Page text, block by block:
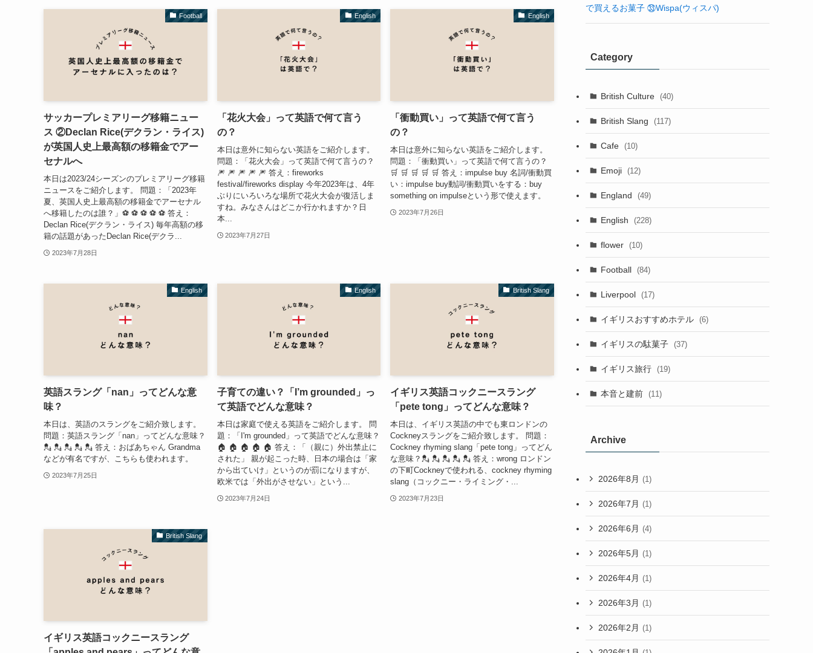
Football
サッカープレミアリーグ移籍ニュー
ス ②Declan Rice(デクラン・ライス)
が英国人史上最高額の移籍金でアー
セナルへ
本日は2023/24シーズンのプレミアリーグ移籍
ニュースをご紹介します。 問題：「2023年
夏、英国人史上最高額の移籍金でアーセナル
へ移籍したのは誰？」⚽ ⚽ ⚽ ⚽ ⚽ 答え：
Declan Rice(デクラン・ライス) 毎年高額の移
籍の話題があったDeclan Rice(デクラ...
2023年7月28日
English
「花火大会」って英語で何て言う
の？
本日は意外に知らない英語をご紹介します。
問題：「花火大会」って英語で何て言うの？
🎆 🎆 🎆 🎆 🎆 答え：fireworks
festival/fireworks display 今年2023年は、4年
ぶりにいろいろな場所で花火大会が復活しま
すね。みなさんはどこか行かれますか？日
本...
2023年7月27日
English
「衝動買い」って英語で何て言う
の？
本日は意外に知らない英語をご紹介します。
問題：「衝動買い」って英語で何て言うの？
🛒 🛒 🛒 🛒 🛒 答え：impulse buy 名詞/衝動買
い：impulse buy動詞/衝動買いをする：buy
something on impulseという形で使えます。
2023年7月26日
English
英語スラング「nan」ってどんな意
味？
本日は、英語のスラングをご紹介致します。
問題：英語スラング「nan」ってどんな意味？
💂 💂 💂 💂 💂 答え：おばあちゃん Grandma
などが有名ですが、こちらも使われます。
2023年7月25日
English
子育ての違い？「I’m grounded」っ
て英語でどんな意味？
本日は家庭で使える英語をご紹介します。 問
題：「I'm grounded」って英語でどんな意味？
🏠 🏠 🏠 🏠 🏠 答え：「（親に）外出禁止に
された」 親が起こった時、日本の場合は「家
から出ていけ」というのが罰になりますが、
欧米では「外出がさせない」という...
2023年7月24日
British Slang
イギリス英語コックニースラング
「pete tong」ってどんな意味？
本日は、イギリス英語の中でも東ロンドンの
Cockneyスラングをご紹介致します。 問題：
Cockney rhyming slang「pete tong」ってどん
な意味？💂 💂 💂 💂 💂 答え：wrong ロンドン
の下町Cockneyで使われる、cockney rhyming
slang（コックニー・ライミング・...
2023年7月23日
British Slang
イギリス英語コックニースラング
で買えるお菓子 ㉝Wispa(ウィスパ)
Category
British Culture (40)
British Slang (117)
Cafe (10)
Emoji (12)
England (49)
English (228)
flower (10)
Football (84)
Liverpool (17)
イギリスおすすめホテル (6)
イギリスの駄菓子 (37)
イギリス旅行 (19)
本音と建前 (11)
Archive
2026年8月 (1)
2026年7月 (1)
2026年6月 (4)
2026年5月 (1)
2026年4月 (1)
2026年3月 (1)
2026年2月 (1)